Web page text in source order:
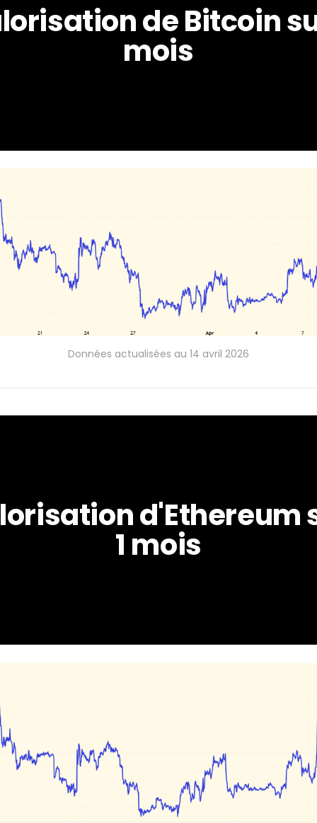
de Bitcoin
mois
Données actualisées au 14 avril 2026
d'Ethereum
1 mois